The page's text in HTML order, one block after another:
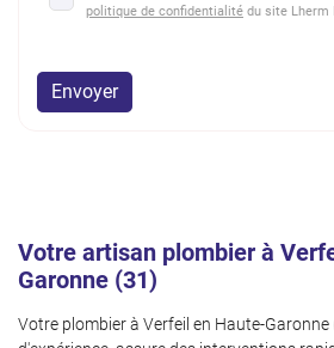
politique de confidentialité du site Lherm
Envoyer
Votre artisan plombier à
Garonne (31)
Votre plombier à Verfeil en Haute-